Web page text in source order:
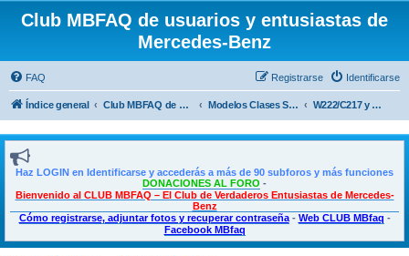
Club MBFAQ de usuarios y entusiastas de
Mercedes-Benz
FAQ Identificarse
Registrarse
Índice general Club MBFAQ de usuarios y entusiastas de Mercedes Benz Modelos Clases S - CL W222/C217 y W221/C216
Haz LOGIN en Identificarse y accederás a más de 90 subforos y más funciones
DONACIONES AL FORO -
Bienvenido al CLUB MBFAQ – El Club de Verdaderos Entusiastas de Mercedes-
Benz
Cómo registrarse, adjuntar fotos y recuperar contraseña- Web CLUB MBfaq -
Facebook MBfaq